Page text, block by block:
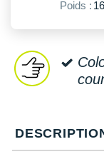
Poids :
PAR
+ Voir tous les
Nike
NNormal
Odlo
Orca